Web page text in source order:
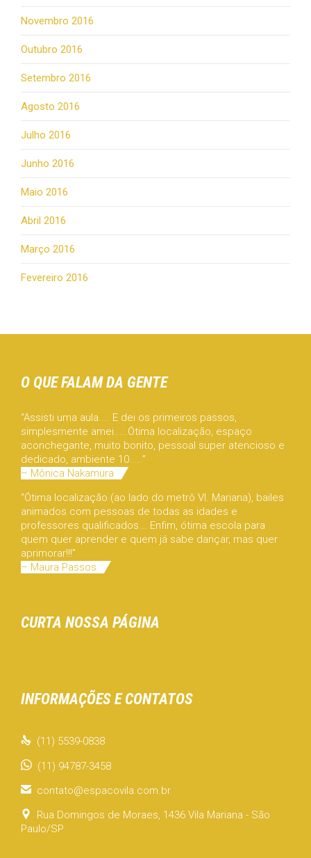
Novembro 2016
Outubro 2016
Setembro 2016
Agosto 2016
Julho 2016
Junho 2016
Maio 2016
Abril 2016
Março 2016
Fevereiro 2016
O QUE FALAM DA GENTE
“Assisti uma aula.... E dei os primeiros passos,
simplesmente amei.....Ótima localização, espaço
aconchegante, muito bonito, pessoal super atencioso e
dedicado, ambiente 10.....”
– Mônica Nakamura
“Ótima localização (ao lado do metrô Vl. Mariana), bailes
animados com pessoas de todas as idades e
professores qualificados... Enfim, ótima escola para
quem quer aprender e quem já sabe dançar, mas quer
aprimorar!!!”
– Maura Passos
CURTA NOSSA PÁGINA
INFORMAÇÕES E CONTATOS
 (11) 5539-0838
(11) 94787-3458
 contato@espacovila.com.br

Rua Domingos de Moraes, 1436 Vila Mariana - São
Paulo/SP